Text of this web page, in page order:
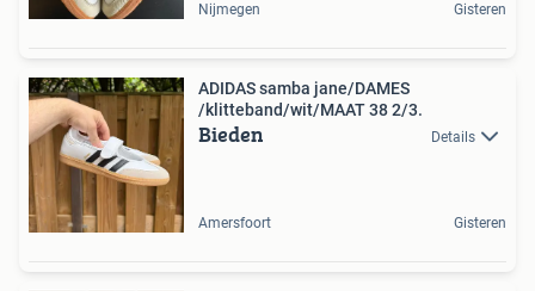
Nijmegen Gisteren
ADIDAS samba jane/DAMES
/klitteband/wit/MAAT 38 2/3.
Bieden Details
Amersfoort Gisteren